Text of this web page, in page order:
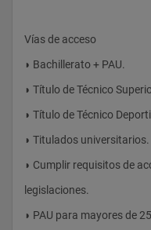
Total ECTS 30 Total ECTS
TERCER CURSO
Primer cuatrimestre Tipo
ECTS
Enfermería Clínica en la
y Envejecimiento
B 6 Prácticum General I B
Atención Enfermera al
con una Perspectiva de
Vías de acceso
◗ Bachillerato + PAU.
◗ Título de Técnico
◗ Título de Técnico
◗ Titulados universitarios.
◗ Cumplir requisitos de
legislaciones.
◗ PAU para mayores de